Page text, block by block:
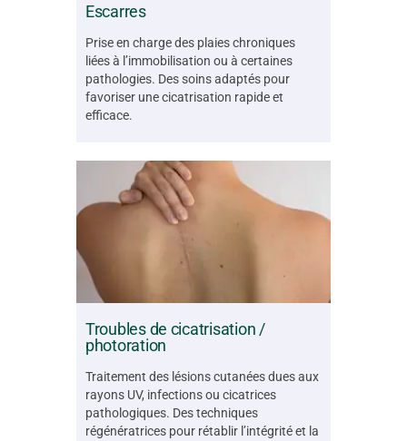
Escarres
Prise en charge des plaies chroniques
liées à l’immobilisation ou à certaines
pathologies. Des soins adaptés pour
favoriser une cicatrisation rapide et
efficace.
Troubles de cicatrisation /
photoration
Traitement des lésions cutanées dues aux
rayons UV, infections ou cicatrices
pathologiques. Des techniques
régénératrices pour rétablir l’intégrité et la